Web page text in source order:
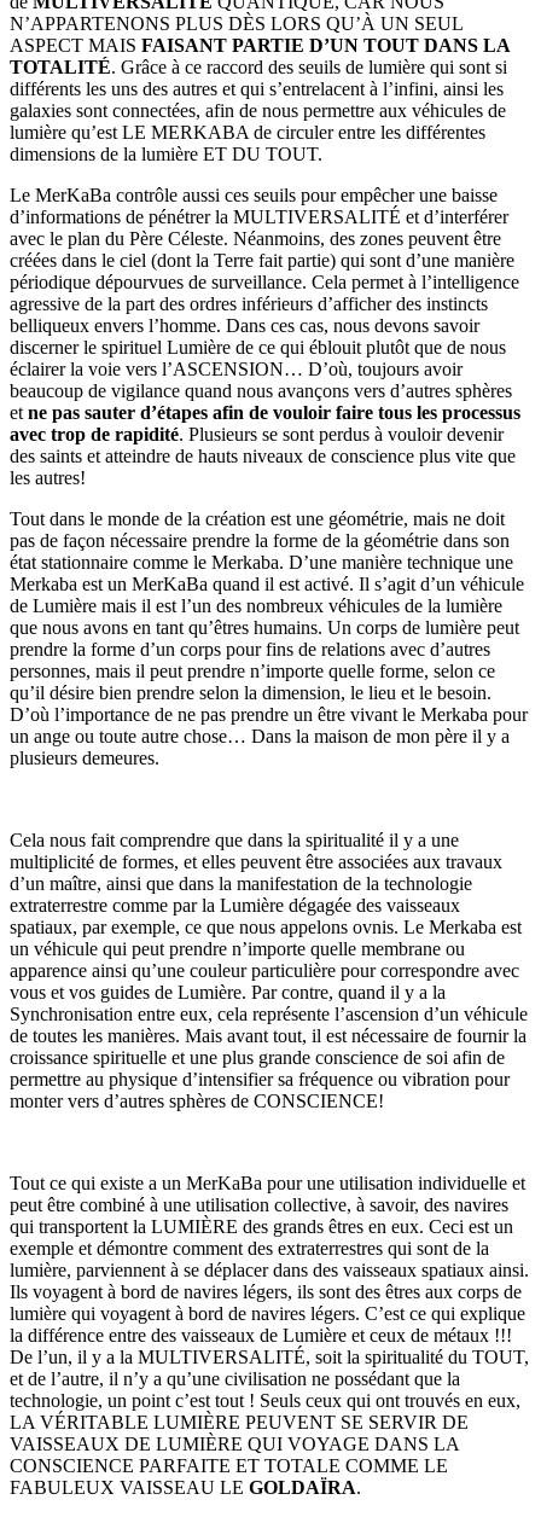
N’APPARTENONS PLUS DÈS LORS QU’À UN SEUL
ASPECT MAIS FAISANT PARTIE D’UN TOUT DANS LA
TOTALITÉ. Grâce à ce raccord des seuils de lumière qui sont si
différents les uns des autres et qui s’entrelacent à l’infini, ainsi les
galaxies sont connectées, afin de nous permettre aux véhicules de
lumière qu’est LE MERKABA de circuler entre les différentes
dimensions de la lumière ET DU TOUT.
Le MerKaBa contrôle aussi ces seuils pour empêcher une baisse
d’informations de pénétrer la MULTIVERSALITÉ et d’interférer
avec le plan du Père Céleste. Néanmoins, des zones peuvent être
créées dans le ciel (dont la Terre fait partie) qui sont d’une manière
périodique dépourvues de surveillance. Cela permet à l’intelligence
agressive de la part des ordres inférieurs d’afficher des instincts
belliqueux envers l’homme. Dans ces cas, nous devons savoir
discerner le spirituel Lumière de ce qui éblouit plutôt que de nous
éclairer la voie vers l’ASCENSION… D’où, toujours avoir
beaucoup de vigilance quand nous avançons vers d’autres sphères
et ne pas sauter d’étapes afin de vouloir faire tous les processus
avec trop de rapidité. Plusieurs se sont perdus à vouloir devenir
des saints et atteindre de hauts niveaux de conscience plus vite que
les autres!
Tout dans le monde de la création est une géométrie, mais ne doit
pas de façon nécessaire prendre la forme de la géométrie dans son
état stationnaire comme le Merkaba. D’une manière technique une
Merkaba est un MerKaBa quand il est activé. Il s’agit d’un véhicule
de Lumière mais il est l’un des nombreux véhicules de la lumière
que nous avons en tant qu’êtres humains. Un corps de lumière peut
prendre la forme d’un corps pour fins de relations avec d’autres
personnes, mais il peut prendre n’importe quelle forme, selon ce
qu’il désire bien prendre selon la dimension, le lieu et le besoin.
D’où l’importance de ne pas prendre un être vivant le Merkaba pour
un ange ou toute autre chose… Dans la maison de mon père il y a
plusieurs demeures.
Cela nous fait comprendre que dans la spiritualité il y a une
multiplicité de formes, et elles peuvent être associées aux travaux
d’un maître, ainsi que dans la manifestation de la technologie
extraterrestre comme par la Lumière dégagée des vaisseaux
spatiaux, par exemple, ce que nous appelons ovnis. Le Merkaba est
un véhicule qui peut prendre n’importe quelle membrane ou
apparence ainsi qu’une couleur particulière pour correspondre avec
vous et vos guides de Lumière. Par contre, quand il y a la
Synchronisation entre eux, cela représente l’ascension d’un véhicule
de toutes les manières. Mais avant tout, il est nécessaire de fournir la
croissance spirituelle et une plus grande conscience de soi afin de
permettre au physique d’intensifier sa fréquence ou vibration pour
monter vers d’autres sphères de CONSCIENCE!
Tout ce qui existe a un MerKaBa pour une utilisation individuelle et
peut être combiné à une utilisation collective, à savoir, des navires
qui transportent la LUMIÈRE des grands êtres en eux. Ceci est un
exemple et démontre comment des extraterrestres qui sont de la
lumière, parviennent à se déplacer dans des vaisseaux spatiaux ainsi.
Ils voyagent à bord de navires légers, ils sont des êtres aux corps de
lumière qui voyagent à bord de navires légers. C’est ce qui explique
la différence entre des vaisseaux de Lumière et ceux de métaux !!!
De l’un, il y a la MULTIVERSALITÉ, soit la spiritualité du TOUT,
et de l’autre, il n’y a qu’une civilisation ne possédant que la
technologie, un point c’est tout ! Seuls ceux qui ont trouvés en eux,
LA VÉRITABLE LUMIÈRE PEUVENT SE SERVIR DE
VAISSEAUX DE LUMIÈRE QUI VOYAGE DANS LA
CONSCIENCE PARFAITE ET TOTALE COMME LE
FABULEUX VAISSEAU LE GOLDAÏRA.